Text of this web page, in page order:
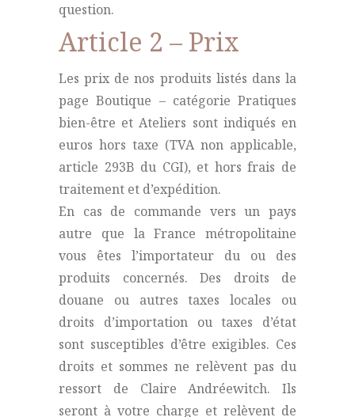
question.
Article 2 – Prix
Les prix de nos produits listés dans la
page Boutique – catégorie Pratiques
bien-être et Ateliers sont indiqués en
euros hors taxe (TVA non applicable,
article 293B du CGI), et hors frais de
traitement et d’expédition.
En cas de commande vers un pays
autre que la France métropolitaine
vous êtes l’importateur du ou des
produits concernés. Des droits de
douane ou autres taxes locales ou
droits d’importation ou taxes d’état
sont susceptibles d’être exigibles. Ces
droits et sommes ne relèvent pas du
ressort de Claire Andréewitch. Ils
seront à votre charge et relèvent de